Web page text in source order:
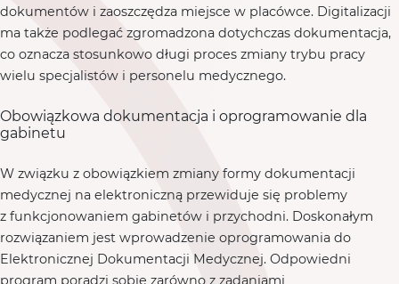
dokumentów i zaoszczędza miejsce w placówce. Digitalizacji
ma także podlegać zgromadzona dotychczas dokumentacja,
co oznacza stosunkowo długi proces zmiany trybu pracy
wielu specjalistów i personelu medycznego.
Obowiązkowa dokumentacja i oprogramowanie dla
gabinetu
W związku z obowiązkiem zmiany formy dokumentacji
medycznej na elektroniczną przewiduje się problemy
z funkcjonowaniem gabinetów i przychodni. Doskonałym
rozwiązaniem jest wprowadzenie oprogramowania do
Elektronicznej Dokumentacji Medycznej. Odpowiedni
program poradzi sobie zarówno z zadaniami